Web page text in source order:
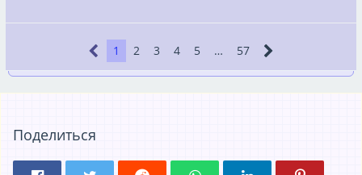
1 2 3 4 5 … 57
Поделиться